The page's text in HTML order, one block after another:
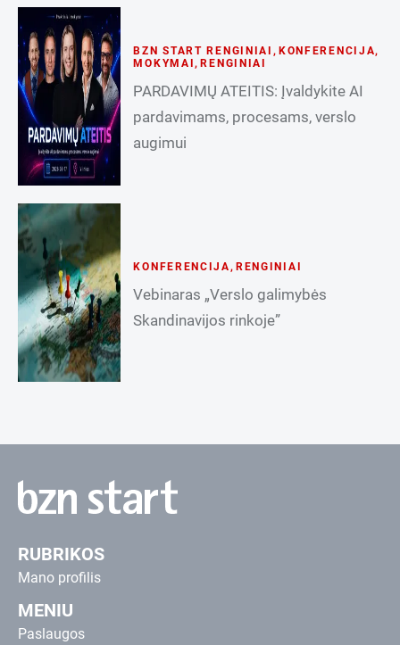
BZN START RENGINIAI , KONFERENCIJA,
MOKYMAI, RENGINIAI
PARDAVIMŲ ATEITIS: Įvaldykite AI
pardavimams, procesams, verslo
augimui
KONFERENCIJA , RENGINIAI
Vebinaras „Verslo galimybės
Skandinavijos rinkoje”
RUBRIKOS
Mano profilis
MENIU
Paslaugos